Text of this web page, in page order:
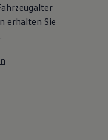
erhalten Sie
.